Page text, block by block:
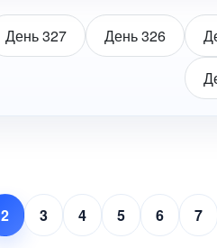
День 327 День 326
2 3 4 5 6 7